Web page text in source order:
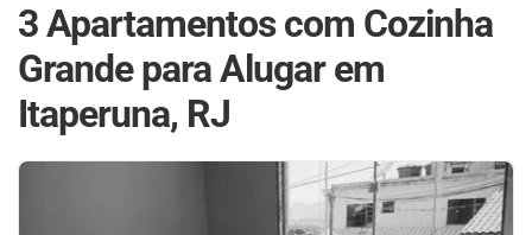
3 Apartamentos com Cozinha
Grande para Alugar em
Itaperuna, RJ